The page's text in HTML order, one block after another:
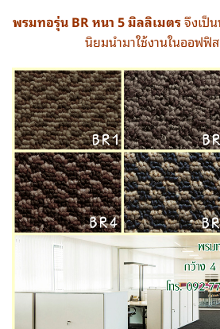
พรมทอรุ่น BR หนา 5มิลลิเมตรจึงเป็
นิยมนำมาใช้งานในออฟฟิ